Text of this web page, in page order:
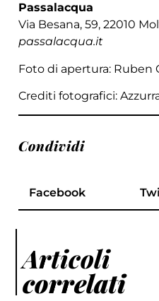
Passalacqua
Via Besana, 59, 22010
passalacqua.it
Foto di apertura: Ruben
Crediti fotografici:
Condividi
Facebook
Articoli
correlati